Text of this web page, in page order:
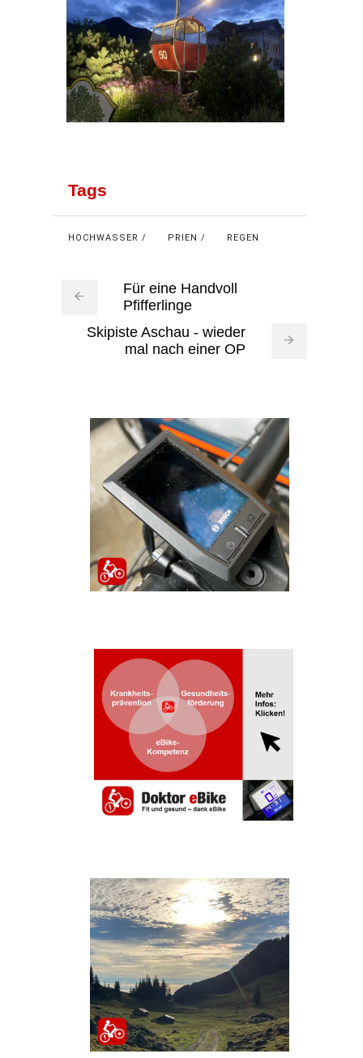
Tags
HOCHWASSER PRIEN REGEN
Für eine Handvoll
Pfifferlinge
Skipiste Aschau - wieder
mal nach einer OP